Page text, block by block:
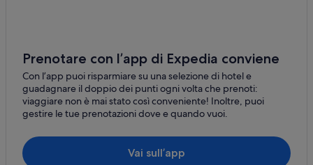
Ascoli Piceno: hotel
Chiesa della Scopa: hotel nelle vicinanze
Piazza del Popolo: hotel nelle vicinanze
Pinacoteca Civica: hotel nelle vicinanze
Ascoli Piceno: hotel
Teatro Ventidio Basso: hotel nelle vicinanze
Rotella
Maltignano
Appignano del Tronto
Poggio di Bretta
Prenotare con l’app di Expedia conviene
Con l’app puoi risparmiare su una selezione di hotel e
guadagnare il doppio dei punti ogni volta che prenoti:
viaggiare non è mai stato così conveniente! Inoltre, puoi
gestire le tue prenotazioni dove e quando vuoi.
Vai sull’app